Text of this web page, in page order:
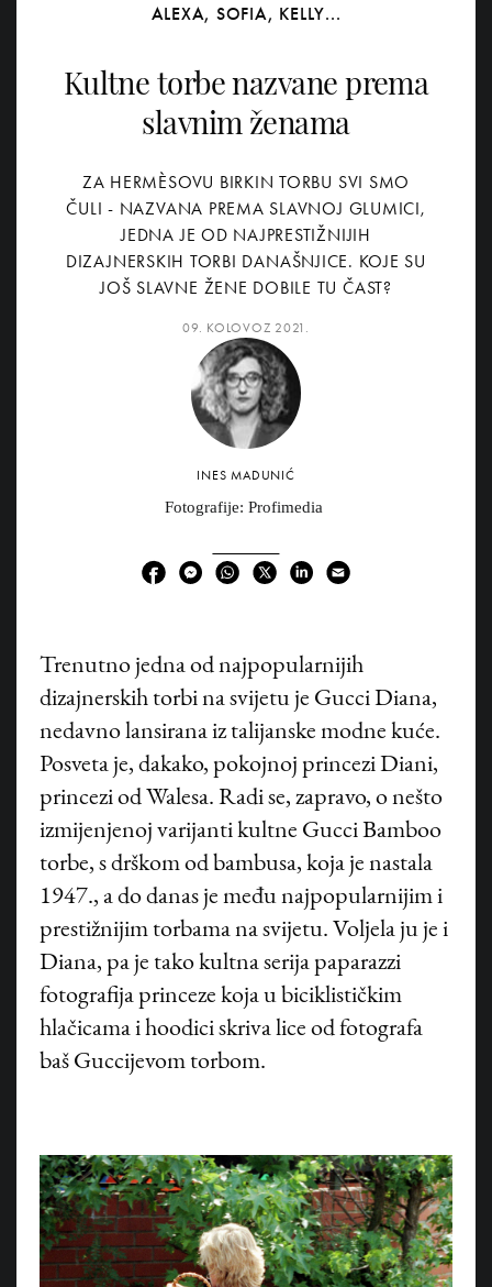
ALEXA, SOFIA, KELLY...
Kultne torbe nazvane prema
slavnim ženama
ZA HERMÈSOVU BIRKIN TORBU SVI SMO
ČULI - NAZVANA PREMA SLAVNOJ GLUMICI,
JEDNA JE OD NAJPRESTIŽNIJIH
DIZAJNERSKIH TORBI DANAŠNJICE. KOJE SU
JOŠ SLAVNE ŽENE DOBILE TU ČAST?
09. KOLOVOZ 2021.
INES MADUNIĆ
Fotografije: Profimedia
Trenutno jedna od najpopularnijih
dizajnerskih torbi na svijetu je Gucci Diana,
nedavno lansirana iz talijanske modne kuće.
Posveta je, dakako, pokojnoj princezi Diani,
princezi od Walesa. Radi se, zapravo, o nešto
izmijenjenoj varijanti kultne Gucci Bamboo
torbe, s drškom od bambusa, koja je nastala
1947., a do danas je među najpopularnijim i
prestižnijim torbama na svijetu. Voljela ju je i
Diana, pa je tako kultna serija paparazzi
fotografija princeze koja u biciklističkim
hlačicama i hoodici skriva lice od fotografa
baš Guccijevom torbom.